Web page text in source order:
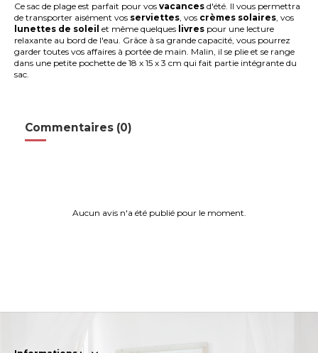
Ce sac de plage est parfait pour vosvacances d'été. Il vous permettra
de transporter aisément vos serviettes, vos crèmes solaires, vos
lunettes de soleil et même quelques livres pour une lecture
relaxante au bord de l'eau. Grâce à sa grande capacité, vous pourrez
garder toutes vos affaires à portée de main. Malin, il se plie et se range
dans une petite pochette de 18 x 15 x 3 cm qui fait partie intégrante du
sac.
Commentaires (0)
Aucun avis n'a été publié pour le moment.